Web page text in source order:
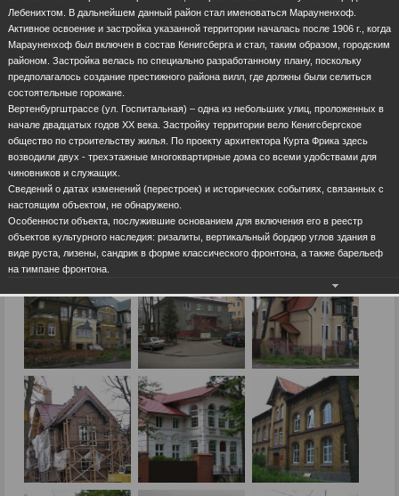
Лебенихтом. В дальнейшем данный район стал именоваться Марауненхоф.
Активное освоение и застройка указанной территории началась после 1906 г., когда
Марауненхоф был включен в состав Кенигсберга и стал, таким образом, городским
районом. Застройка велась по специально разработанному плану, поскольку
предполагалось создание престижного района вилл, где должны были селиться
состоятельные горожане.
Вертенбургштрассе (ул. Госпитальная) – одна из небольших улиц, проложенных в
начале двадцатых годов ХХ века. Застройку территории вело Кенигсбергское
общество по строительству жилья. По проекту архитектора Курта Фрика здесь
возводили двух - трехэтажные многоквартирные дома со всеми удобствами для
чиновников и служащих.
Сведений о датах изменений (перестроек) и исторических событиях, связанных с
настоящим объектом, не обнаружено.
Особенности объекта, послужившие основанием для включения его в реестр
объектов культурного наследия: ризалиты, вертикальный бордюр углов здания в
виде руста, лизены, сандрик в форме классического фронтона, а также барельеф
на тимпане фронтона.